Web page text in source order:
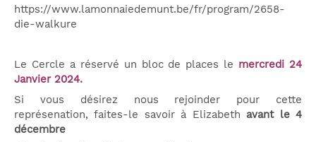
https://www.lamonnaiedemunt.be/fr/program/2658-
die-walkure
Le Cercle a réservé un bloc de places le mercredi 24
Janvier 2024.
Si vous désirez nous rejoinder pour cette
représenation, faites-le savoir à Elizabeth avant le 4
décembre